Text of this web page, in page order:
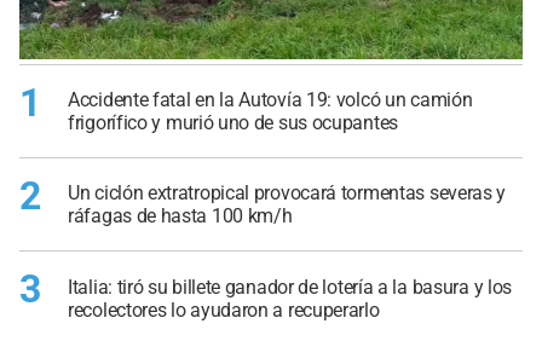
1
Accidente fatal en la Autovía 19: volcó un camión
frigorífico y murió uno de sus ocupantes
2
Un ciclón extratropical provocará tormentas severas y
ráfagas de hasta 100 km/h
3
Italia: tiró su billete ganador de lotería a la basura y los
recolectores lo ayudaron a recuperarlo